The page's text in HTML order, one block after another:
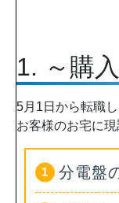
1. ～購
5月1日から転職
お客様のお宅に
分電盤